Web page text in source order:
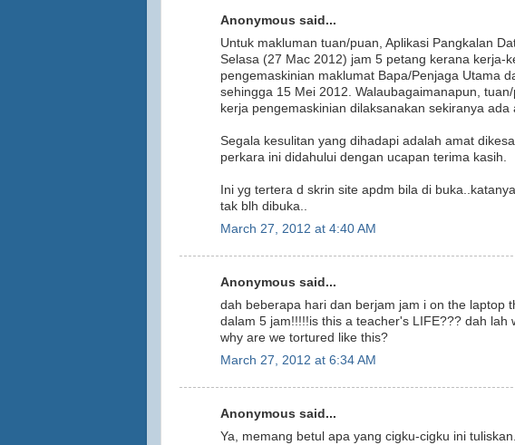
Anonymous said...
Untuk makluman tuan/puan, Aplikasi Pangkalan
Selasa (27 Mac 2012) jam 5 petang kerana kerja-
pengemaskinian maklumat Bapa/Penjaga Utama
sehingga 15 Mei 2012. Walaubagaimanapun,
kerja pengemaskinian dilaksanakan sekiranya
Segala kesulitan yang dihadapi adalah amat
perkara ini didahului dengan ucapan terima kasih.
Ini yg tertera d skrin site apdm bila di
tak blh dibuka..
March 27, 2012 at 4:40 AM
Anonymous said...
dah beberapa hari dan berjam jam i on the laptop
dalam 5 jam!!!!!is this a teacher's LIFE??? dah
why are we tortured like this?
March 27, 2012 at 6:34 AM
Anonymous said...
Ya, memang betul apa yang cigku-cigku ini